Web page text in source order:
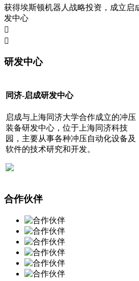
获得埃斯顿机器人战略投资，成立启
发中心


研发中心
同济-启成研发中心
启成与上海同济大学合作成立的冲压
装备研发中心，位于上海同济科技
园，主要从事各种冲压自动化设备及
软件的技术研究和开发。
合作伙伴